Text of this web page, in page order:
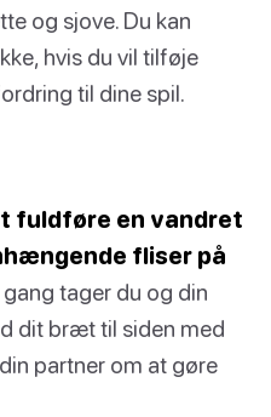
og sjove. Du kan
hvis du vil tilføje
til dine spil.
fuldføre en vandret
fliser på
tager du og din
dit bræt til siden med
partner om at gøre